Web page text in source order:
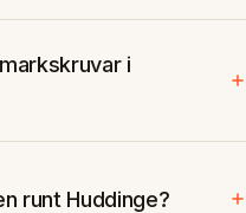
i
runt Huddinge?